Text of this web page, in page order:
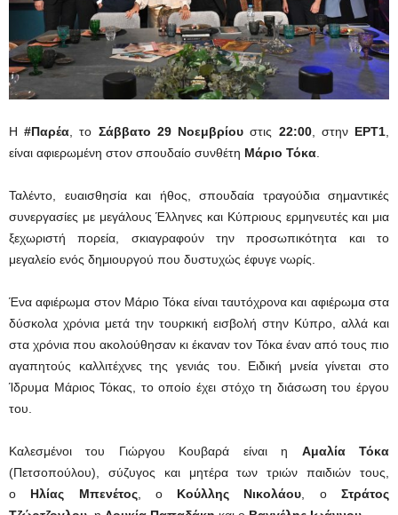
Η#Παρέα, το Σάββατο 29 Νοεμβρίου στις 22:00, στην ΕΡΤ1,
είναι αφιερωμένη στον σπουδαίο συνθέτη Μάριο Τόκα.
Ταλέντο, ευαισθησία και ήθος, σπουδαία τραγούδια σημαντικές
συνεργασίες με μεγάλους Έλληνες και Κύπριους ερμηνευτές και μια
ξεχωριστή πορεία, σκιαγραφούν την προσωπικότητα και το
μεγαλείο ενός δημιουργού που δυστυχώς έφυγε νωρίς.
Ένα αφιέρωμα στον Μάριο Τόκα είναι ταυτόχρονα και αφιέρωμα στα
δύσκολα χρόνια μετά την τουρκική εισβολή στην Κύπρο, αλλά και
στα χρόνια που ακολούθησαν κι έκαναν τον Τόκα έναν από τους πιο
αγαπητούς καλλιτέχνες της γενιάς του. Ειδική μνεία γίνεται στο
Ίδρυμα Μάριος Τόκας, το οποίο έχει στόχο τη διάσωση του έργου
του.
Καλεσμένοι του Γιώργου Κουβαρά είναι η Αμαλία Τόκα
(Πετσοπούλου), σύζυγος και μητέρα των τριών παιδιών τους,
ο Ηλίας Μπενέτος, ο Κούλλης Νικολάου, οΣτράτος